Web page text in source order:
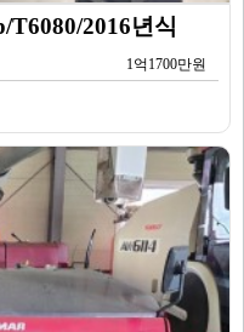
T6080/2016년식
1억1700만원